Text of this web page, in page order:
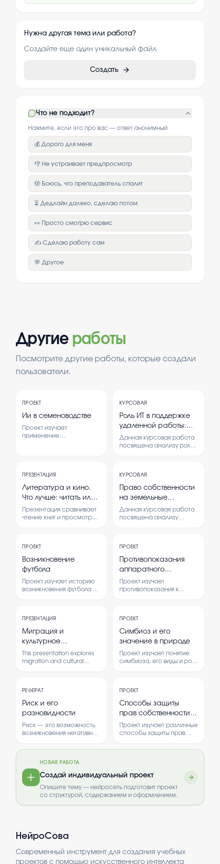
Нужна другая тема или работа?
Создайте еще один уникальный файл
Создать
Что не подходит?
Нажмите, если это про вас — ответ анонимный
💰 Дорого для меня
👎 Не устраивает предпросмотр
🫣 Боюсь, что преподаватель спалит
⏳ Дедлайн далеко, сделаю потом
👀 Просто смотрю сервис
✍️ Сделаю работу сам
💬 Другое
Другие работы
Посмотрите другие работы, которые создали
пользователи.
ПРОЕКТ
Ии в семеноводстве
Проект изучает
применение
возможности
повышения
эффективности
выращивания семян.
КУРСОВАЯ
Роль ИТ в поддержке
удаленной работы:
вызовы и решения.
Данная курсовая работа
посвящена анализу роли
работы, а также
выявлению существующих
вызовов и предложению
решений.
ПРЕЗЕНТАЦИЯ
Литература и кино.
Что лучше: читать или
смотреть?
Презентация сравнивает
чтение книг и просмотр
преимущества и
недостатки каждого
способа получения
информации и
развлечения.
КУРСОВАЯ
Право собственности
на земельные
участки: особенности
правового режима и
Данная курсовая работа
посвящена анализу
также особенностям и
ограничениям,
действующим в данной
сфере.
ПРОЕКТ
Возникновение
футбола
Проект изучает историю
возникновения футбола и
формирования этой
популярной игры.
ПРОЕКТ
Противопоказания
аппаратного
массажа
Проект изучает
противопоказания к
применять, и выясняет
мнение людей по этому
ПРЕЗЕНТАЦИЯ
Миграция и
культурное
разнообразие (на
английском языке,
зарубежного опыта
This presentation explores
migration and cultural
differences, challenges,
and benefits associated
contexts.
ПРОЕКТ
Симбиоз и его
значение в природе
Проект изучает понятие
симбиоза, его виды и роль
примеры взаимовыгодных
отношений в природе.
РЕФЕРАТ
Риск и его
разновидности
Риск — это возможность
возникновения негативных
сферах деятельности. В
рассматриваются
основные виды риска, их
особенности и способы
оценки. Изучение риска
важно для принятия
обоснованных решений и
рисками в условиях
ПРОЕКТ
Способы защиты
прав собственности в
России.
Проект изучает различные
способы защиты прав
применяемые в России. В
практические методы
защиты прав.
НОВАЯ РАБОТА
Создай индивидуальный проект
Опишите тему — нейросеть подготовит проект
со структурой, содержанием и оформлением.
НейроСова
Современный инструмент для создания учебных
проектов с помощью искусственного интеллекта